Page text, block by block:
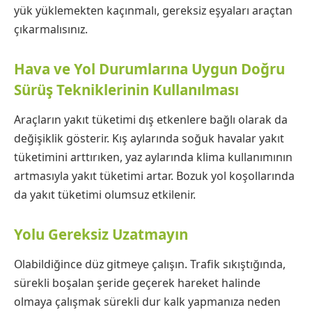
yük yüklemekten kaçınmalı, gereksiz eşyaları araçtan
çıkarmalısınız.
Hava ve Yol Durumlarına Uygun Doğru
Sürüş Tekniklerinin Kullanılması
Araçların yakıt tüketimi dış etkenlere bağlı olarak da
değişiklik gösterir. Kış aylarında soğuk havalar yakıt
tüketimini arttırıken, yaz aylarında klima kullanımının
artmasıyla yakıt tüketimi artar. Bozuk yol koşollarında
da yakıt tüketimi olumsuz etkilenir.
Yolu Gereksiz Uzatmayın
Olabildiğince düz gitmeye çalışın. Trafik sıkıştığında,
sürekli boşalan şeride geçerek hareket halinde
olmaya çalışmak sürekli dur kalk yapmanıza neden